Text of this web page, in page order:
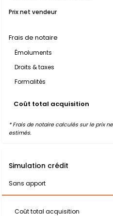
Prix net vendeur
Frais de notaire
Émoluments
Droits & taxes
Formalités
Coût total acquisition
* Frais de notaire calculés sur le prix
estimés.
Simulation crédit
Sans apport
Coût total acquisition